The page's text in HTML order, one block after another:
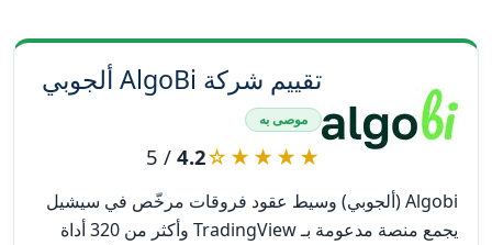
تقييم شركة AlgoBi ألجوبي
موصى به
★★★★☆
4.2
/ 5
Algobi (ألجوبي) وسيط عقود فروقات مرخّص في سيشيل
يجمع منصة مدعومة بـ TradingView وأكثر من 320 أداة